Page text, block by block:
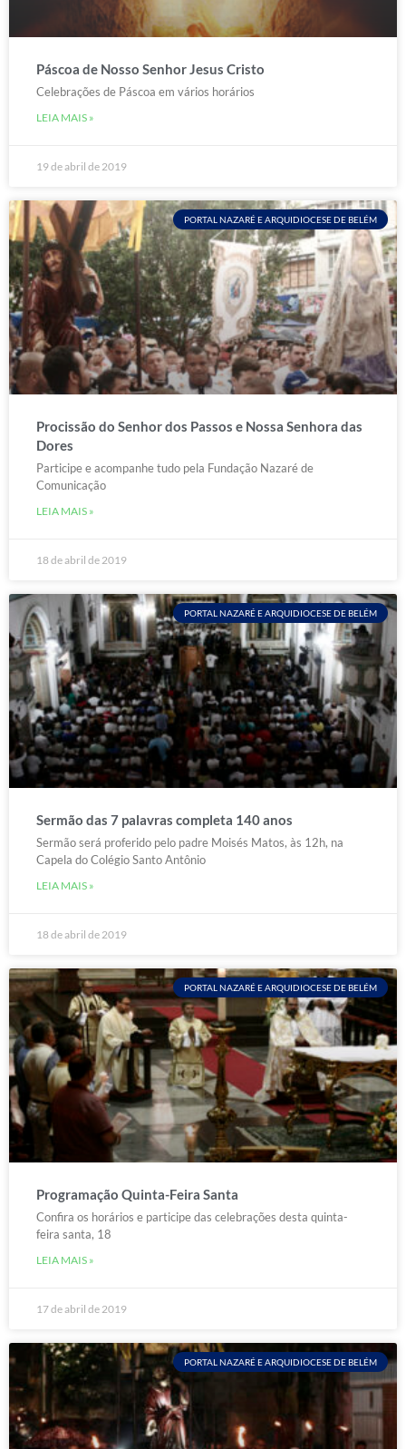
Páscoa de Nosso Senhor Jesus Cristo
Celebrações de Páscoa em vários horários
LEIA MAIS »
19 de abril de 2019
PORTAL NAZARÉ E ARQUIDIOCESE DE BELÉM
Procissão do Senhor dos Passos e Nossa Senhora das
Dores
Participe e acompanhe tudo pela Fundação Nazaré de
Comunicação
LEIA MAIS »
18 de abril de 2019
PORTAL NAZARÉ E ARQUIDIOCESE DE BELÉM
Sermão das 7 palavras completa 140 anos
Sermão será proferido pelo padre Moisés Matos, às 12h, na
Capela do Colégio Santo Antônio
LEIA MAIS »
18 de abril de 2019
PORTAL NAZARÉ E ARQUIDIOCESE DE BELÉM
Programação Quinta-Feira Santa
Confira os horários e participe das celebrações desta quinta-
feira santa, 18
LEIA MAIS »
17 de abril de 2019
PORTAL NAZARÉ E ARQUIDIOCESE DE BELÉM